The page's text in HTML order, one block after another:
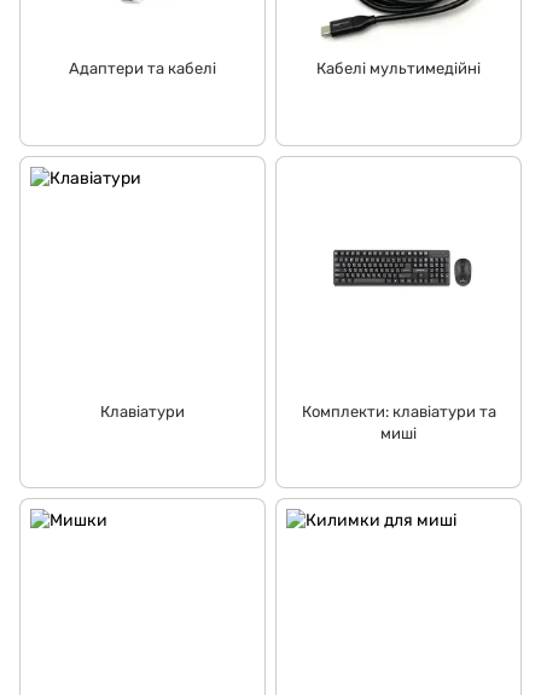
Адаптери та кабелі Кабелі мультимедійні
Клавіатури
Комплекти: клавіатури та
миші